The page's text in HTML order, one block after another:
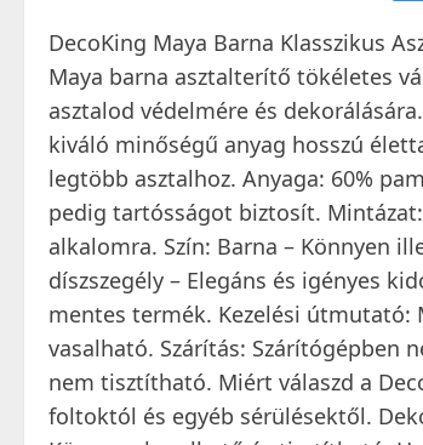
DecoKing Maya Barna Klasszikus
Maya barna asztalterítő tökéletes
asztalod védelmére és
kiváló minőségű anyag hosszú
legtöbb asztalhoz. Anyaga: 60%
pedig tartósságot biztosít.
alkalomra. Szín: Barna – Könnyen
díszszegély – Elegáns és igényes
mentes termék. Kezelési útmutató:
vasalható. Szárítás: Szárítógépben
nem tisztítható. Miért válaszd a
foltoktól és egyéb sérülésektől.